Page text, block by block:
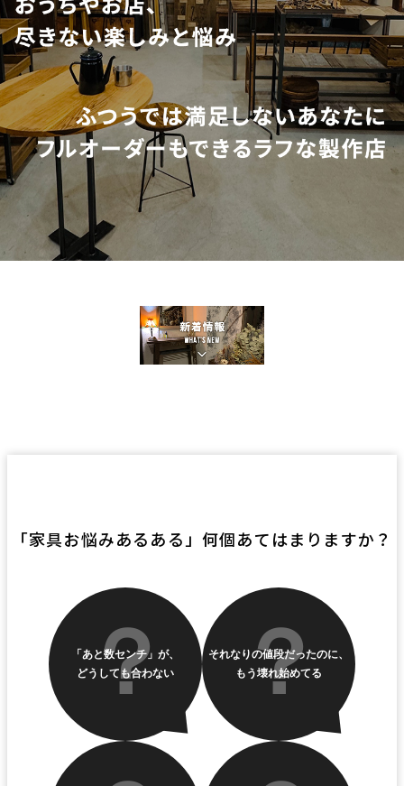
「家具お悩みあるある」何個あてはまりますか？
「あと数センチ」が、
どうしても合わない
それなりの値段だったのに、
もう壊れ始めてる